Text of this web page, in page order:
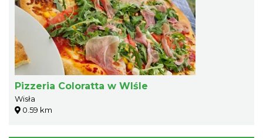
Pizzeria Coloratta w WIśle
Wisła
0.59 km